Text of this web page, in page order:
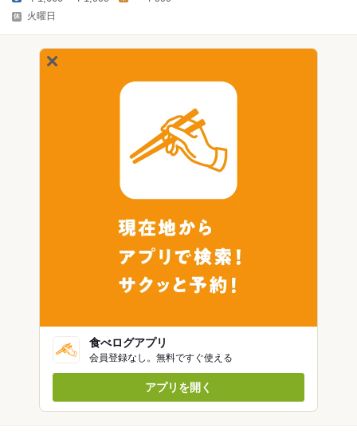
火曜日
食べログアプリ
会員登録なし。無料ですぐ使える
アプリを開く